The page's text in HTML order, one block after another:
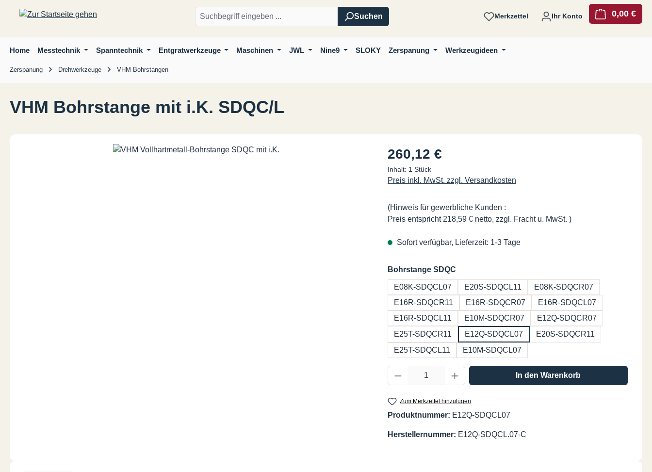
Hauptinhalt springen
Zur Suche springen
Zur Hauptnavigation springen
Suchen Merkzettel Ihr Konto 0,00 €
Home Messtechnik Spanntechnik Entgratwerkzeuge Maschinen JWL Nine9 SLOKY Zerspanung Werkzeugideen
Zerspanung Drehwerkzeuge VHM Bohrstangen
VHM Bohrstange mit i.K. SDQC/L
Regulärer Preis:
260,12 €
Inhalt: 1 Stück
Preis inkl. MwSt. zzgl. Versandkosten
(Hinweis für gewerbliche Kunden :
Preis entspricht 218,59 € netto, zzgl. Fracht u. MwSt. )
Sofort verfügbar, Lieferzeit: 1-3 Tage
Bohrstange SDQC
E08K-SDQCL07 E20S-SDQCL11
E08K-SDQCR07
E16R-SDQCR11
E16R-SDQCR07
E16R-SDQCL07
E16R-SDQCL11
E10M-SDQCR07
E12Q-SDQCR07
E25T-SDQCR11
E12Q-SDQCL07
E20S-SDQCR11
E25T-SDQCL11
E10M-SDQCL07
Produkt Anzahl: Gib den gewünschten Wert ein
In den Warenkorb
Zum Merkzettel hinzufügen
Produktnummer: E12Q-SDQCL07
Herstellernummer: E12Q-SDQCL.07-C